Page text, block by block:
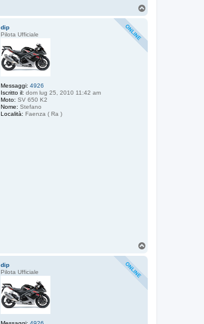
dip
Pilota Ufficiale
Messaggi: 4926
Iscritto il: dom lug 25, 2010 11:42 am
Moto: SV 650 K2
Nome: Stefano
Località: Faenza ( Ra )
dip
Pilota Ufficiale